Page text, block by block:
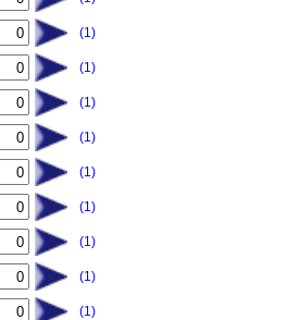
(1)
(1)
(1)
(1)
(1)
(1)
(1)
(1)
(1)